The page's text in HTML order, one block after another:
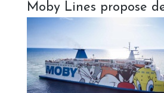
Moby Lines propose